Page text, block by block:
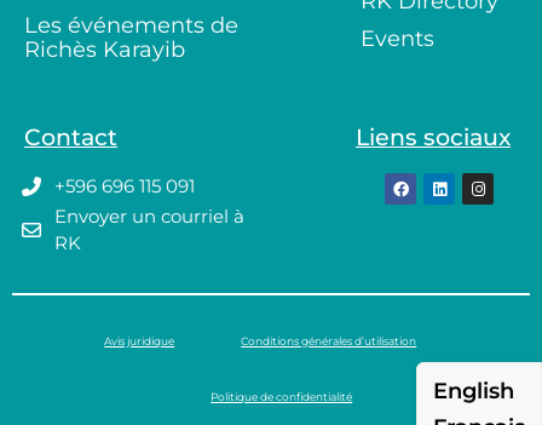
Les événements de
Richès Karayib
Events
Contact
+596 696 115 091
Envoyer un courriel à
RK
Liens sociaux
Avis juridique Conditions générales d’utilisation
Politique de confidentialité
English